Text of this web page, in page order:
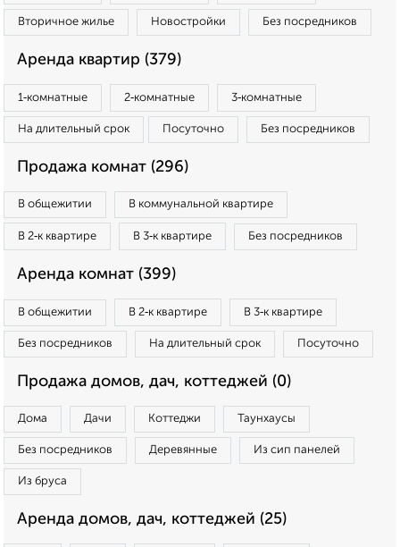
Вторичное жилье Новостройки Без посредников
Аренда квартир (379)
1‑комнатные 2‑комнатные 3‑комнатные
На длительный срок Посуточно Без посредников
Продажа комнат (296)
В общежитии В коммунальной квартире
В 2‑к квартире В 3‑к квартире Без посредников
Аренда комнат (399)
В общежитии В 2‑к квартире В 3‑к квартире
Без посредников На длительный срок Посуточно
Продажа домов, дач, коттеджей (0)
Дома Дачи Коттеджи Таунхаусы
Без посредников Деревянные Из сип панелей
Из бруса
Аренда домов, дач, коттеджей (25)